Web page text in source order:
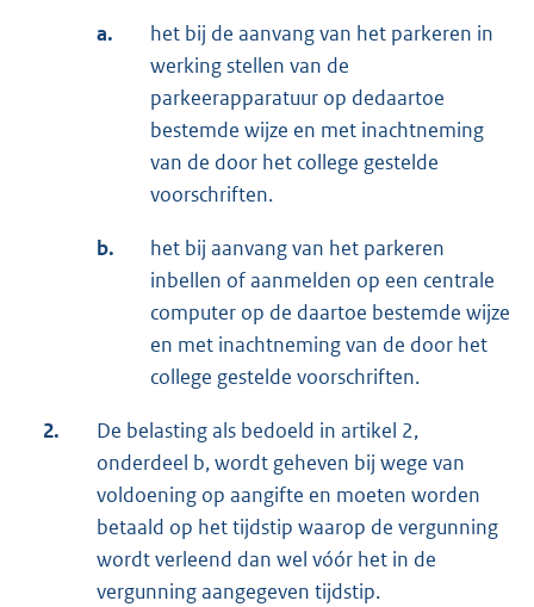
a.
het bij de aanvang van het parkeren in
werking stellen van de
parkeerapparatuur op dedaartoe
bestemde wijze en met inachtneming
van de door het college gestelde
voorschriften.
b.
het bij aanvang van het parkeren
inbellen of aanmelden op een centrale
computer op de daartoe bestemde wijze
en met inachtneming van de door het
college gestelde voorschriften.
2.
De belasting als bedoeld in artikel 2,
onderdeel b, wordt geheven bij wege van
voldoening op aangifte en moeten worden
betaald op het tijdstip waarop de vergunning
wordt verleend dan wel vóór het in de
vergunning aangegeven tijdstip.